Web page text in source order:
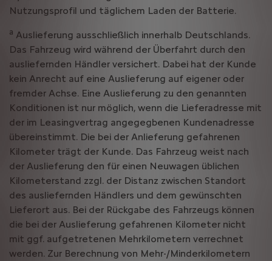
Nutzungsprofil und täglichem Laden der Batterie.
a Auslieferung ausschließlich innerhalb Deutschlands.
Das Fahrzeug wird während der Überfahrt durch den
ausliefernden Händler versichert. Dabei hat der Kunde
kein Anrecht auf eine Auslieferung auf eigener oder
fremder Achse. Eine Auslieferung zu den genannten
Konditionen ist nur möglich, wenn die Lieferadresse mit
der im Leasingvertrag angegegbenen Kundenadresse
übereinstimmt. Die bei der Anlieferung gefahrenen
Kilometer trägt der Kunde. Das Fahrzeug weist nach
der Auslieferung den für einen Neuwagen üblichen
Kilometerstand zzgl. der Distanz zwischen Standort
des ausliefernden Händlers und dem gewünschten
Lieferort aus. Bei der Rückgabe des Fahrzeugs können
die bei der Auslieferung gefahrenen Kilometer nicht
mit ggf. aufgetretenen Mehrkilometern verrechnet
werden. Zur Berechnung von Mehr-/Minderkilometern